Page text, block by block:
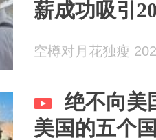
薪成功吸引
空樽对月花独瘦
绝不向美
美国的五个